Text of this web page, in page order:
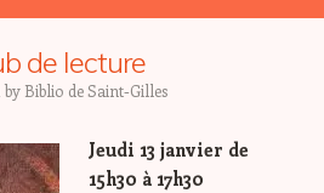
de lecture
by Biblio de Saint-Gilles
Jeudi 13 janvier de
15h30 à 17h30